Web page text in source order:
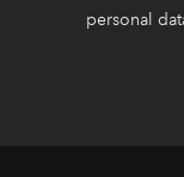
personal